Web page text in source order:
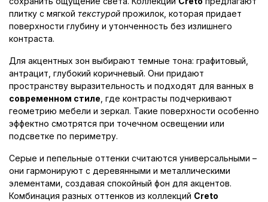
плитку с мягкой текстурой прожилок, которая придает
поверхности глубину и утонченность без излишнего
контраста.
Для акцентных зон выбирают темные тона: графитовый,
антрацит, глубокий коричневый. Они придают
пространству выразительность и подходят для ванных в
современном стиле , где контрасты подчеркивают
геометрию мебели и зеркал. Такие поверхности особенно
эффектно смотрятся при точечном освещении или
подсветке по периметру.
Серые и пепельные оттенки считаются универсальными –
они гармонируют с деревянными и металлическими
элементами, создавая спокойный фон для акцентов.
Комбинация разных оттенков из коллекций Creto